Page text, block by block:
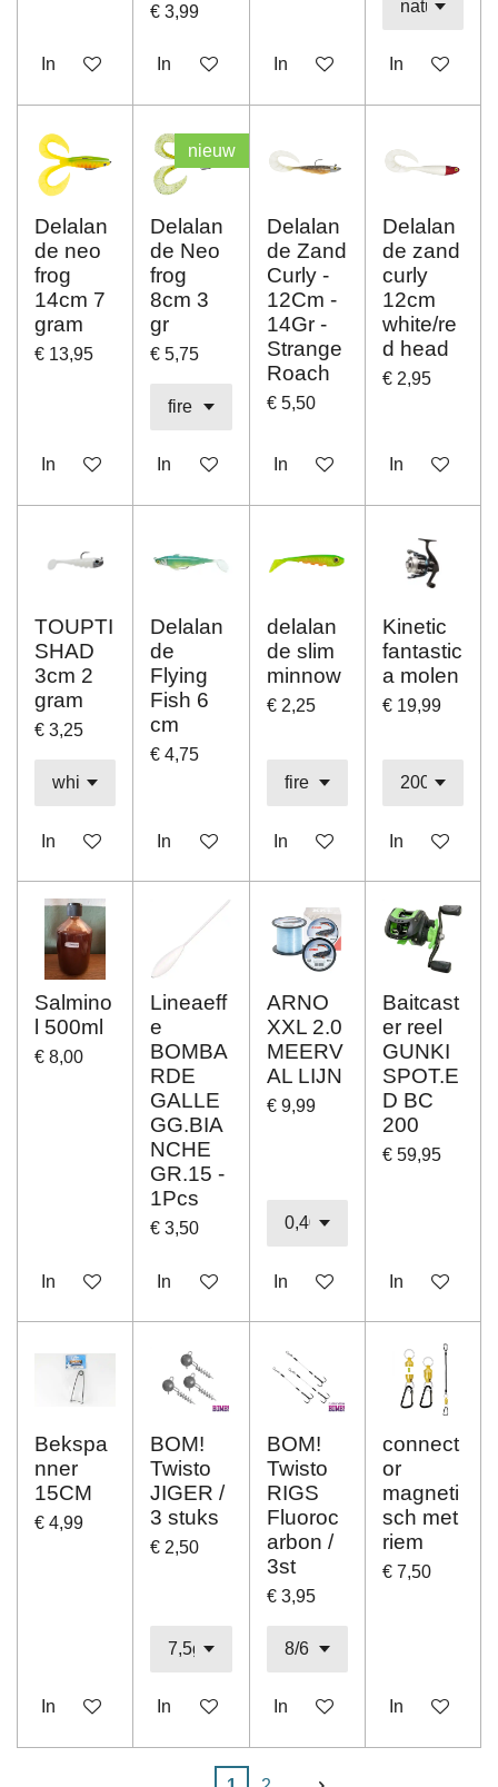
In winkelwagen
€ 3,99
In winkelwagenIn winkelwagenIn
Delalan
de neo
frog
14cm 7
gram
€ 13,95
In winkelwagen
nieuw
Delalan
de Neo
frog
8cm 3
gr
€ 5,75
In winkelwagen
Delalan
de Zand
Curly -
12Cm -
14Gr -
Strange
Roach
€ 5,50
In winkelwagen
Delalan
de zand
curly
12cm
white/re
d head
€ 2,95
In
TOUPTI
SHAD
3cm 2
gram
€ 3,25
In winkelwagen
Delalan
de
Flying
Fish 6
cm
€ 4,75
In winkelwagen
delalan
de slim
minnow
€ 2,25
In winkelwagen
Kinetic
fantastic
a molen
€ 19,99
In
Salmino
l 500ml
€ 8,00
In winkelwagen
Lineaeff
e
BOMBA
RDE
GALLE
GG.BIA
NCHE
GR.15 -
1Pcs
€ 3,50
In winkelwagen
ARNO
XXL 2.0
MEERV
AL LIJN
€ 9,99
In winkelwagen
Baitcast
er reel
GUNKI
SPOT.E
D BC
200
€ 59,95
In
Bekspa
nner
15CM
€ 4,99
In winkelwagen
BOM!
Twisto
JIGER /
3 stuks
€ 2,50
In winkelwagen
BOM!
Twisto
RIGS
Fluoroc
arbon /
3st
€ 3,95
In winkelwagen
connect
or
magneti
sch met
riem
€ 7,50
In